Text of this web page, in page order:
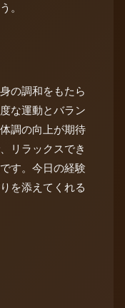
。
の調和をもたら
な運動とバラン
調の向上が期待
リラックスでき
す。今日の経験
を添えてくれる